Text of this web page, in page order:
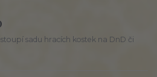
sadu hracích kostek na DnD či